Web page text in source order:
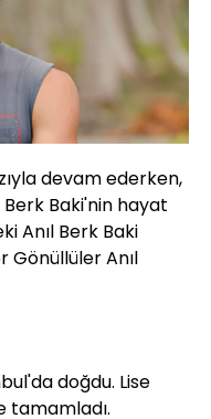
devam ederken,
Baki'nin hayat
Anıl Berk Baki
Gönüllüler Anıl
doğdu. Lise
tamamladı.